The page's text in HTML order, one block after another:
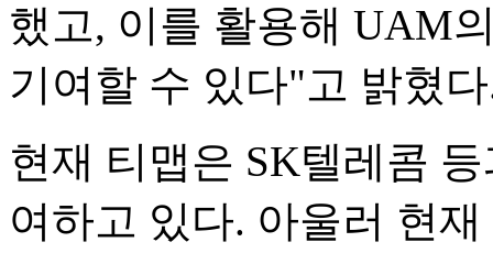
했고, 이를 활용해 UAM
기여할 수 있다"고 밝혔
현재 티맵은 SK텔레콤
여하고 있다. 아울러 현